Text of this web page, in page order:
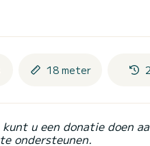
18 meter
u een donatie doen
ondersteunen.